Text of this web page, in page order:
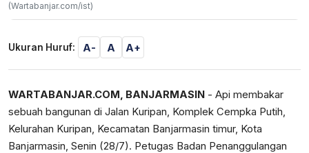
(Wartabanjar.com/ist)
Ukuran Huruf: A- A A+
WARTABANJAR.COM, BANJARMASIN - Api membakar
sebuah bangunan di Jalan Kuripan, Komplek Cempka Putih,
Kelurahan Kuripan, Kecamatan Banjarmasin timur, Kota
Banjarmasin, Senin (28/7). Petugas Badan Penanggulangan